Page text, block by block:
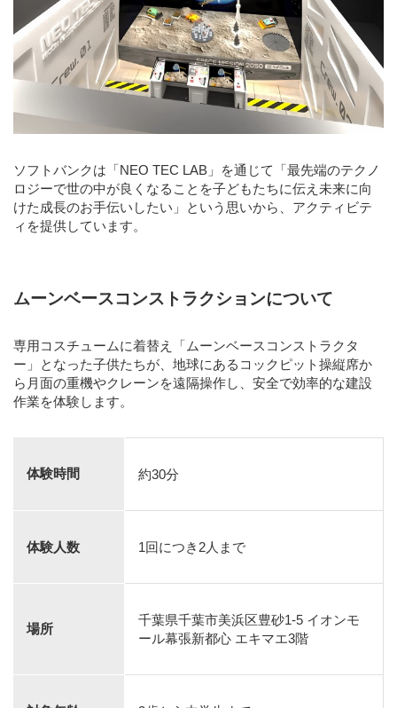
ソフトバンクは「NEO TEC LAB」を通じて「最先端のテクノ
ロジーで世の中が良くなることを子どもたちに伝え未来に向
けた成長のお手伝いしたい」という思いから、アクティビテ
ィを提供しています。
ムーンベースコンストラクションについて
専用コスチュームに着替え「ムーンベースコンストラクタ
ー」となった子供たちが、地球にあるコックピット操縦席か
ら月面の重機やクレーンを遠隔操作し、安全で効率的な建設
作業を体験します。
体験時間 約30分
体験人数 1回につき2人まで
場所
千葉県千葉市美浜区豊砂1-5 イオンモ
ール幕張新都心 エキマエ3階